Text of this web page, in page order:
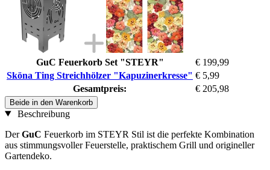
GuC Feuerkorb Set "STEYR"
€ 199,99
Sköna Ting Streichhölzer "Kapuzinerkresse" € 5,99
Gesamtpreis:
€ 205,98
Beide in den Warenkorb
Beschreibung
DerGuC Feuerkorb im STEYR Stil ist die perfekte Kombination
aus stimmungsvoller Feuerstelle, praktischem Grill und origineller
Gartendeko.